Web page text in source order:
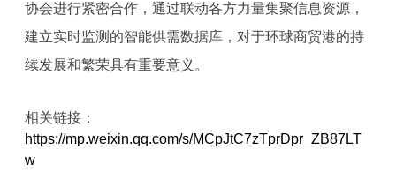
协会进行紧密合作，通过联动各方力量集聚信息资源，
建立实时监测的智能供需数据库，对于环球商贸港的持
续发展和繁荣具有重要意义。
相关链接：
https://mp.weixin.qq.com/s/MCpJtC7zTprDpr_ZB87LT
w